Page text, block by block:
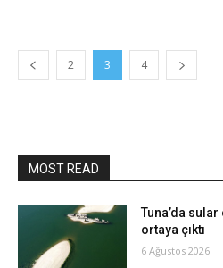
2 3 4
MOST READ
Tuna’da
ortaya çıktı
6 Ağustos 2026